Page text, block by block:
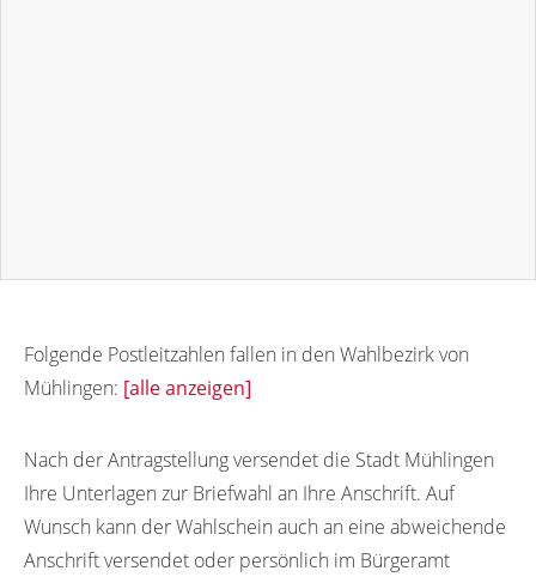
Folgende Postleitzahlen fallen in den Wahlbezirk von
Mühlingen: [alle anzeigen]
Nach der Antragstellung versendet die Stadt Mühlingen
Ihre Unterlagen zur Briefwahl an Ihre Anschrift. Auf
Wunsch kann der Wahlschein auch an eine abweichende
Anschrift versendet oder persönlich im Bürgeramt